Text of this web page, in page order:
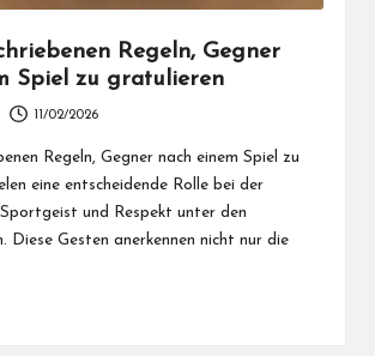
Regeln, Gegner
Spiel zu gratulieren
11/02/2026
Regeln, Gegner nach einem Spiel zu
eine entscheidende Rolle bei der
und Respekt unter den
Diese Gesten anerkennen nicht nur die